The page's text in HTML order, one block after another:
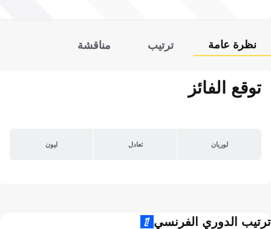
نظرة عامة ترتيب مناقشة
توقع الفائز
لوريان تعادل ليون
ترتيب الدوري الفرنسي